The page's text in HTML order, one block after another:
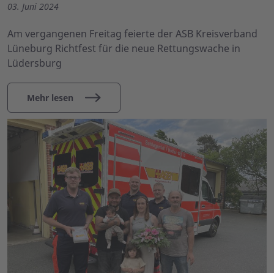
03. Juni 2024
Am vergangenen Freitag feierte der ASB Kreisverband
Lüneburg Richtfest für die neue Rettungswache in
Lüdersburg
Mehr lesen